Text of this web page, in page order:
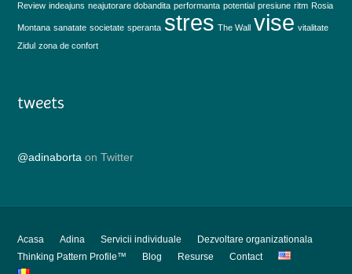
Review indeajuns neajutorare dobandita performanta potential presiune ritm Rosia
Montana sanatate societate speranta stres The Wall vise vitalitate
Zidul zona de confort
tweets
@adinaborta on Twitter
Acasa Adina Servicii individuale
Dezvoltare organizationala
Thinking Pattern Profile™
Blog Resurse Contact